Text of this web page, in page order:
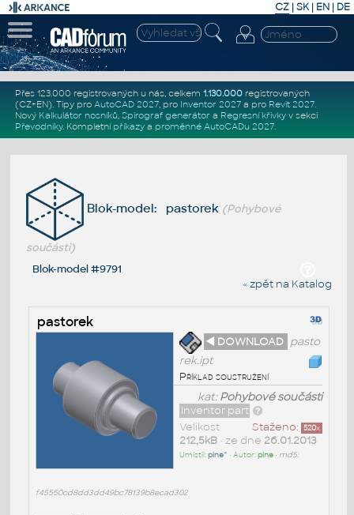
CZ | SK| EN | DE
Přes 123.000 registrovaných u nás, celkem 1.130.000registrovaných
(CZ+EN). Tipy pro AutoCAD 2027, pro Inventor 2027a pro Revit 2027.
Nový Kalkulátor nosníků, Spirograf generátor a Regresní křivkyv sekci
Převodníky. Kompletní příkazya proměnné AutoCADu 2027.
Blok-model: pastorek (Pohybové
součásti)
Blok-model #9791
« zpět na Katalog
pastorek
◄ DOWNLOAD pasto
rek.ipt
Příklad soustružení
kat:Pohybové součásti
Inventor part
Staženo: 520x
Velikost
212,5kB• ze dne 26.01.2013
Umístil:pine^ • Autor:pine• md5:
f45550cd8dd3dd49bc78139b8ecad302